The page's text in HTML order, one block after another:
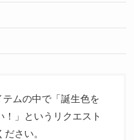
ムの中で「誕生色を
」というリクエスト
さい。